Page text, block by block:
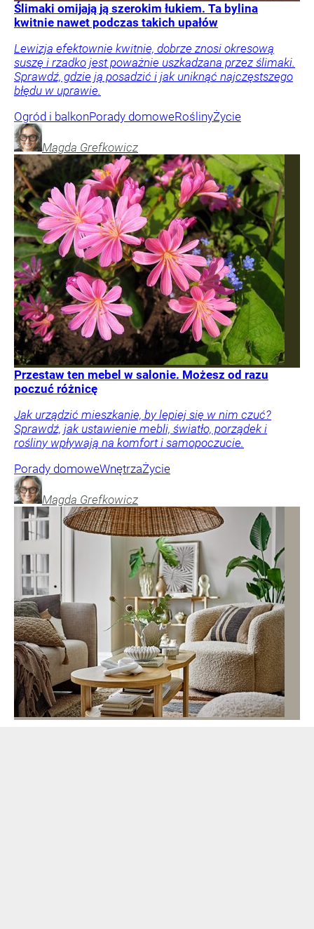
Ślimaki omijają ją szerokim łukiem. Ta bylina
kwitnie nawet podczas takich upałów
Lewizja efektownie kwitnie, dobrze znosi okresową
suszę i rzadko jest poważnie uszkadzana przez ślimaki.
Sprawdź, gdzie ją posadzić i jak uniknąć najczęstszego
błędu w uprawie.
Ogród i balkonPorady domoweRoślinyŻycie
Magda Grefkowicz
Przestaw ten mebel w salonie. Możesz od razu
poczuć różnicę
Jak urządzić mieszkanie, by lepiej się w nim czuć?
Sprawdź, jak ustawienie mebli, światło, porządek i
rośliny wpływają na komfort i samopoczucie.
Porady domoweWnętrzaŻycie
Magda Grefkowicz